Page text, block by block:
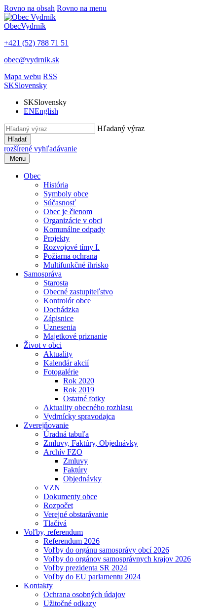
Rovno na obsah Rovno na menu
ObecVydrník
+421 (52) 788 71 51
obec@vydrnik.sk
Mapa webu RSS
SKSlovensky
SKSlovensky
ENEnglish
Hľadaný výraz
Hľadať
rozšírené vyhľadávanie
Menu
Obec
História
Symboly obce
Súčasnosť
Obec je členom
Organizácie v obci
Komunálne odpady
Projekty
Rozvojové tímy I.
Požiarna ochrana
Multifunkčné ihrisko
Samospráva
Starosta
Obecné zastupiteľstvo
Kontrolór obce
Dochádzka
Zápisnice
Uznesenia
Majetkové priznanie
Život v obci
Aktuality
Kalendár akcií
Fotogalérie
Rok 2020
Rok 2019
Ostatné fotky
Aktuality obecného rozhlasu
Vydrnícky spravodajca
Zverejňovanie
Úradná tabuľa
Zmluvy, Faktúry, Objednávky
Archív FZO
Zmluvy
Faktúry
Objednávky
VZN
Dokumenty obce
Rozpočet
Verejné obstarávanie
Tlačivá
Voľby, referendum
Referendum 2026
Voľby do orgánu samosprávy obcí 2026
Voľby do orgánov samosprávnych krajov 2026
Voľby prezidenta SR 2024
Voľby do EU parlamentu 2024
Kontakty
Ochrana osobných údajov
Užitočné odkazy